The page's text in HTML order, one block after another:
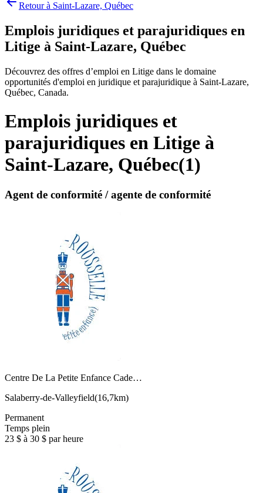
Retour à Saint-Lazare, Québec
Emplois juridiques et parajuridiques en
Litige à Saint-Lazare, Québec
Découvrez des offres d’emploi en Litige dans le domaine
opportunités d'emploi en juridique et parajuridique à Saint-Lazare,
Québec, Canada.
Emplois juridiques et
parajuridiques en Litige à
Saint-Lazare, Québec(1)
Agent de conformité / agente de conformité
Centre De La Petite Enfance Cade…
Salaberry-de-Valleyfield(16,7km)
Permanent
Temps plein
23 $ à 30 $ par heure